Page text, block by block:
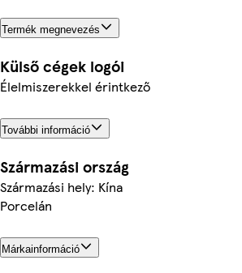
Termék megnevezés
Külső cégek logói
Élelmiszerekkel érintkező
További információ
Származási ország
Származási hely: Kína
Porcelán
Márkainformáció